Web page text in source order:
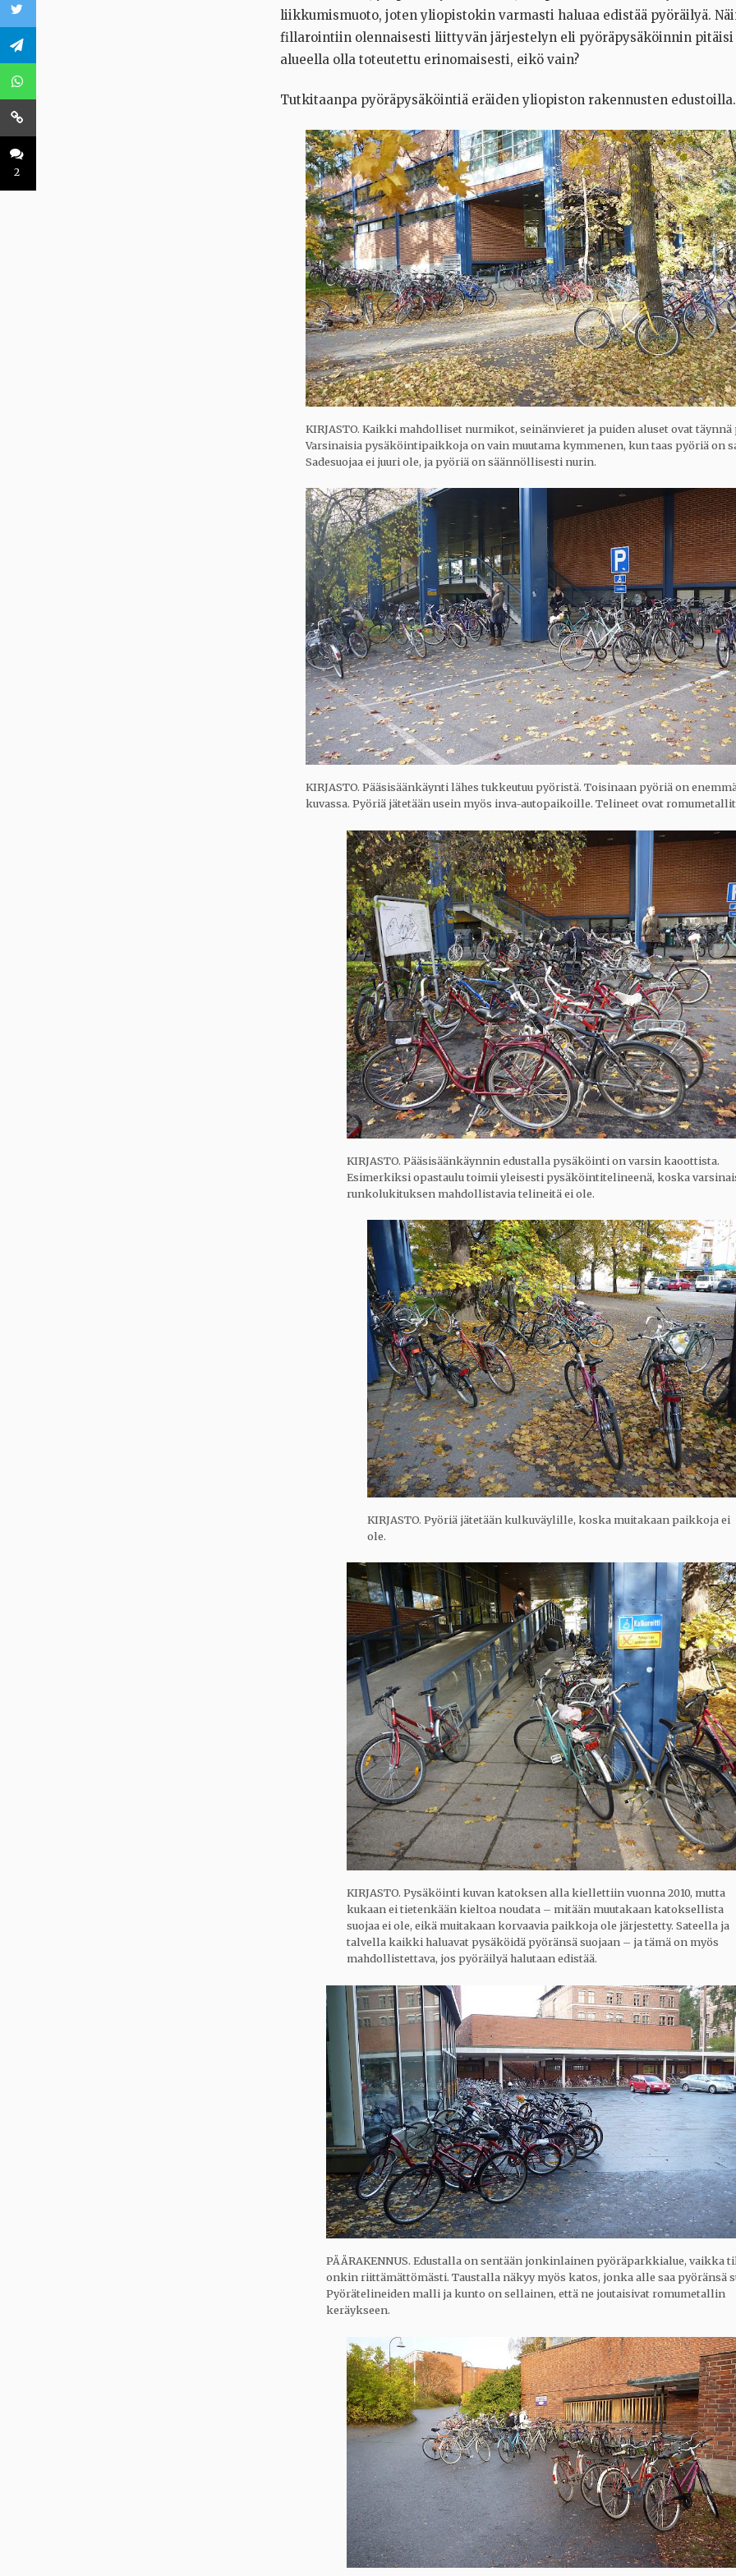
2
liikkumismuoto, joten yliopistokin varmasti haluaa edistää pyöräilyä.
fillarointiin olennaisesti liittyvän järjestelyn eli pyöräpysäköinnin
alueella olla toteutettu erinomaisesti, eikö vain?
Tutkitaanpa pyöräpysäköintiä eräiden yliopiston rakennusten edustoilla.
KIRJASTO. Kaikki mahdolliset nurmikot, seinänvieret ja puiden aluset ovat täynnä
Varsinaisia pysäköintipaikkoja on vain muutama kymmenen, kun taas pyöriä on
Sadesuojaa ei juuri ole, ja pyöriä on säännöllisesti nurin.
KIRJASTO. Pääsisäänkäynti lähes tukkeutuu pyöristä. Toisinaan pyöriä on
kuvassa. Pyöriä jätetään usein myös inva-autopaikoille. Telineet ovat
KIRJASTO. Pääsisäänkäynnin edustalla pysäköinti on varsin kaoottista.
Esimerkiksi opastaulu toimii yleisesti pysäköintitelineenä, koska
runkolukituksen mahdollistavia telineitä ei ole.
KIRJASTO. Pyöriä jätetään kulkuväylille, koska muitakaan paikkoja ei
ole.
KIRJASTO. Pysäköinti kuvan katoksen alla kiellettiin vuonna 2010, mutta
kukaan ei tietenkään kieltoa noudata – mitään muutakaan katoksellista
suojaa ei ole, eikä muitakaan korvaavia paikkoja ole järjestetty. Sateella ja
talvella kaikki haluavat pysäköidä pyöränsä suojaan – ja tämä on myös
mahdollistettava, jos pyöräilyä halutaan edistää.
PÄÄRAKENNUS. Edustalla on sentään jonkinlainen pyöräparkkialue, vaikka
onkin riittämättömästi. Taustalla näkyy myös katos, jonka alle saa pyöränsä
Pyörätelineiden malli ja kunto on sellainen, että ne joutaisivat romumetallin
keräykseen.